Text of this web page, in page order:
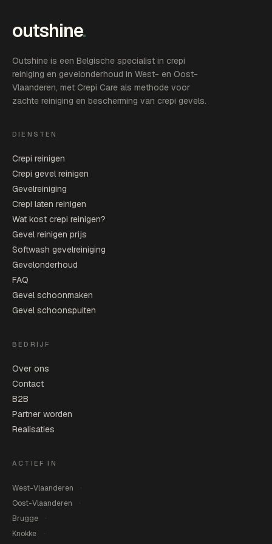
outshine.
Outshine is een Belgische specialist in crepi
reiniging en gevelonderhoud in West- en Oost-
Vlaanderen, met Crepi Care als methode voor
zachte reiniging en bescherming van crepi gevels.
DIENSTEN
Crepi reinigen
Crepi gevel reinigen
Gevelreiniging
Crepi laten reinigen
Wat kost crepi reinigen?
Gevel reinigen prijs
Softwash gevelreiniging
Gevelonderhoud
FAQ
Gevel schoonmaken
Gevel schoonspuiten
BEDRIJF
Over ons
Contact
B2B
Partner worden
Realisaties
ACTIEF IN
West-Vlaanderen
Oost-Vlaanderen
Brugge
Knokke